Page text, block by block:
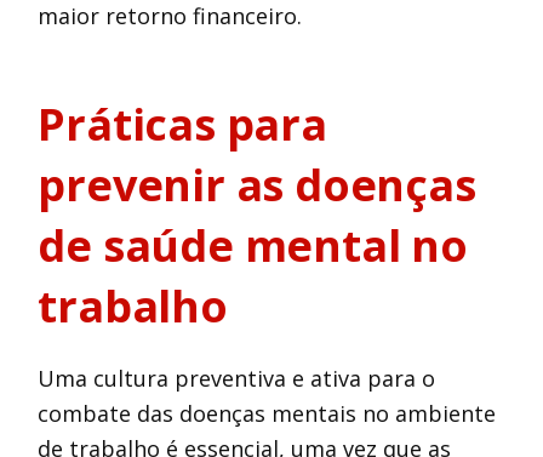
maior retorno financeiro.
Práticas para
prevenir as doenças
de saúde mental no
trabalho
Uma cultura preventiva e ativa para o
combate das doenças mentais no ambiente
de trabalho é essencial, uma vez que as